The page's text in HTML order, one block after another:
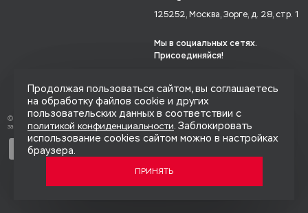
© 2014-2026 «Индастро», Все права
защищены.
125252, Москва, Зорге, д. 28, стр. 1
Мы в социальных сетях.
Присоединяйся!
Политика конфиденциальности
Карта сайта
Продолжая пользоваться сайтом, вы соглашаетесь
на обработку файлов cookie и других
пользовательских данных в соответствии с
политикой конфиденциальности. Заблокировать
использование cookies сайтом можно в настройках
браузера.
ПРИНЯТЬ